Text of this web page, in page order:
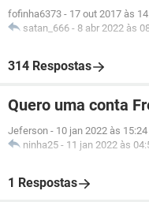
fofinha6373 - 17 out 2017 às
satan_666 - 8 abr 2022 às
314 Respostas
Quero uma conta
Jeferson - 10 jan 2022 às 15:24
ninha25 - 11 jan 2022 às
1 Respostas